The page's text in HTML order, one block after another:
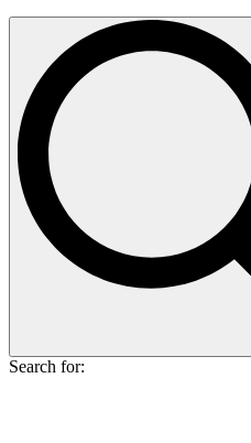
Search for: